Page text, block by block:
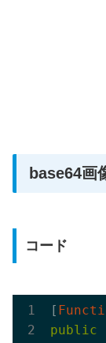
base64画
コード
[
public